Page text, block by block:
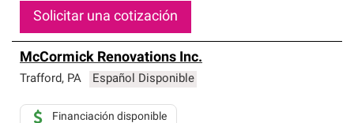
Solicitar una cotización
McCormick Renovations Inc.
Trafford, PA Español Disponible
Financiación disponible